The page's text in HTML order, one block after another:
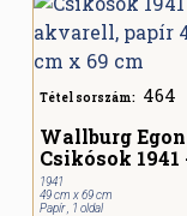
Tétel sorszám: 464
Wallburg Egon
Csikósok
1941
49 cm x 69 cm
Papír , 1 oldal